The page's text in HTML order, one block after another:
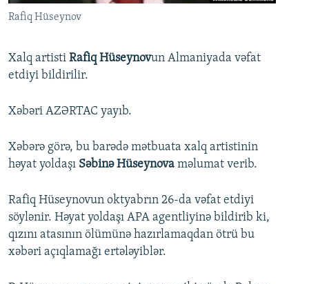
KARIKATURA
İSLAM VƏ DEMOKRATIYA
PEŞƏ ETIKASI VƏ JURNALISTIKA STANDARTLARIMIZ
AZADLIQRADIOSU MOBIL TELEFONUNUZDA
BIZIMLƏ ƏLAQƏ
XƏBƏR BÜLLETENLƏRIMIZ
RFE/RL-in bütün saytları
Rafiq Hüseynov
Xalq artisti Rafiq Hüseynovun Almaniyada vəfat
etdiyi bildirilir.
Xəbəri AZƏRTAC yayıb.
Xəbərə görə, bu barədə mətbuata xalq artistinin
həyat yoldaşı Səbinə Hüseynova məlumat verib.
Rafiq Hüseynovun oktyabrın 26-da vəfat etdiyi
söylənir. Həyat yoldaşı APA agentliyinə bildirib ki,
qızını atasının ölümünə hazırlamaqdan ötrü bu
xəbəri açıqlamağı ertələyiblər.